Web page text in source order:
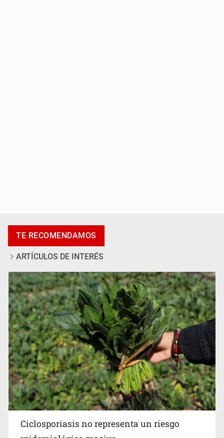
Procesan a el “R1”, presunto líder criminal en Jalisco y
Michoacán
TE RECOMENDAMOS
ARTÍCULOS DE INTERÉS
Ciclosporiasis no representa un riesgo